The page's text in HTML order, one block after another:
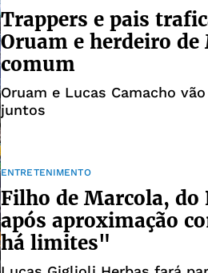
Trappers e pais
Oruam e herdeiro
comum
Oruam e Lucas Camacho
juntos
ENTRETENIMENTO
Filho de Marcola, do
após aproximação
há limites"